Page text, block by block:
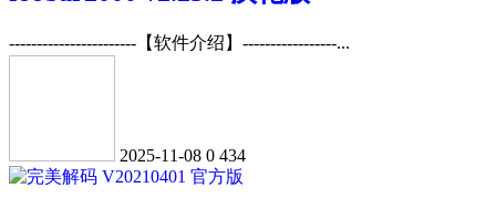
-----------------------【软件介绍】-----------------...
2025-11-08 0 434